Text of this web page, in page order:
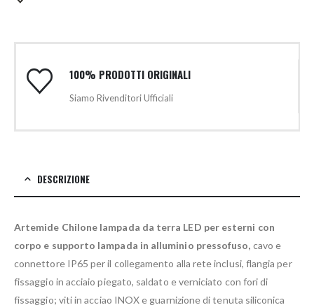
100% PRODOTTI ORIGINALI
Siamo Rivenditori Ufficiali
DESCRIZIONE
Artemide Chilone lampada da terra LED per esterni con
corpo e supporto lampada in alluminio pressofuso, cavo e
connettore IP65 per il collegamento alla rete inclusi, flangia per
fissaggio in acciaio piegato, saldato e verniciato con fori di
fissaggio; viti in acciao INOX e guarnizione di tenuta siliconica